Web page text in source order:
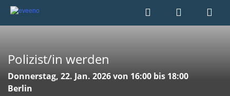
Polizist/in werden
Donnerstag, 22. Jan. 2026 von 16:00 bis 18:00
Berlin